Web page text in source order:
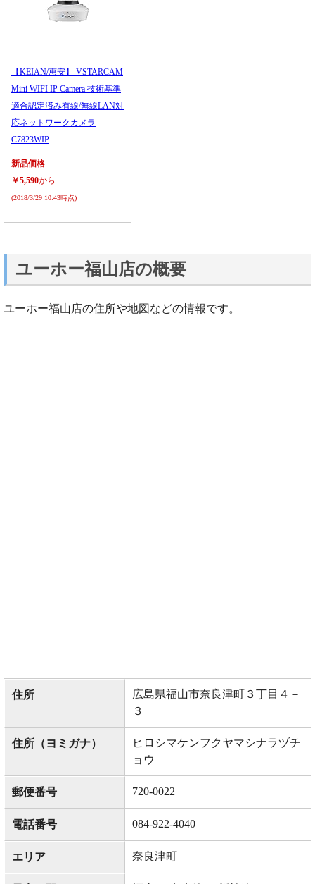
【KEIAN/恵安】 VSTARCAM
Mini WIFI IP Camera 技術基準
適合認定済み有線/無線LAN対
応ネットワークカメラ
C7823WIP
新品価格
￥5,590から
(2018/3/29 10:43時点)
ユーホー福山店の概要
ユーホー福山店の住所や地図などの情報です。
住所
広島県福山市奈良津町３丁目４－
３
住所（ヨミガナ）
ヒロシマケンフクヤマシナラヅチ
ョウ
郵便番号 720-0022
電話番号 084-922-4040
エリア 奈良津町